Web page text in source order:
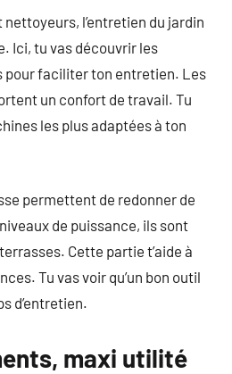
l’entretien du jardin
Ici, tu vas découvrir les
faciliter ton entretien. Les
un confort de travail. Tu
les plus adaptées à ton
permettent de redonner de
de puissance, ils sont
Cette partie t’aide à
Tu vas voir qu’un bon outil
d’entretien.
maxi utilité